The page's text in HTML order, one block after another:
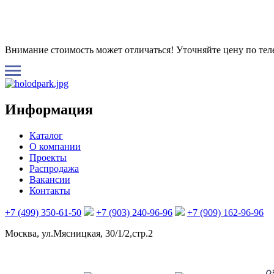
Внимание стоимость может отличаться! Уточняйте цену по
Информация
Каталог
О компании
Проекты
Распродажа
Вакансии
Контакты
+7 (499) 350-61-50 +7 (903) 240-96-96
+7 (909) 162-96-96
Москва, ул.Мясницкая, 30/1/2,стр.2